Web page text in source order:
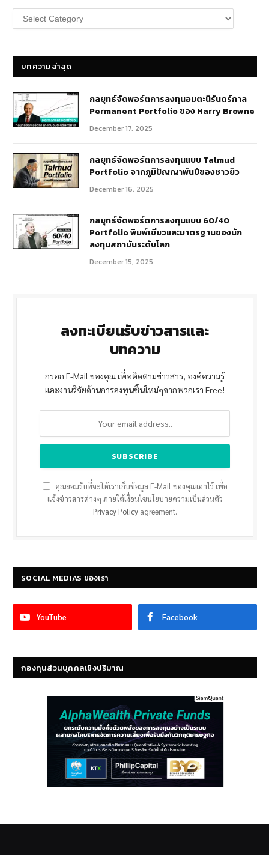
หมวด
หมู่
บทความล่าสุด
กลยุทธ์​จัดพอร์ตการลงทุนอมตะนิรันดร์กาล
Permanent Portfolio ของ Harry Browne
December 17, 2025
กลยุทธ์จัดพอร์ตการลงทุนแบบ Talmud
Portfolio จากภูมิปัญญาพันปีของชาวยิว
December 16, 2025
กลยุทธ์จัดพอร์ตการลงทุนแบบ 60/40
Portfolio พิมพ์เขียวและมาตรฐานของนัก
ลงทุนสถาบันระดับโลก
December 15, 2025
ลงทะเบียนรับข่าวสารและ
บทความ
กรอก E-Mail ของคุณ เพื่อติดตามข่าวสาร, องค์ความรู้
และงานวิจัยด้านการลงทุนชิ้นใหม่ๆจากพวกเรา Free!
คุณยอมรับที่จะให้เราเก็บข้อมูล E-Mail ของคุณเอาไว้ เพื่อ
แจ้งข่าวสารต่างๆ ภายใต้เงื่อนไขนโยบายความเป็นส่วนตัว
Privacy Policyagreement.
SOCIAL MEDIAS ของเรา
YouTube Facebook
กองทุนส่วนบุคคลเชิงปริมาณ